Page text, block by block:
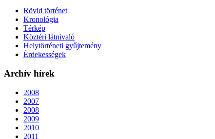
Rövid történet
Kronológia
Térkép
Köztéri látnivaló
Helytörténeti gyűjtemény
Érdekességek
Archív hírek
2008
2007
2008
2009
2010
2011